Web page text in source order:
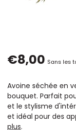
€8,00 Sans les
Avoine séchée en
bouquet. Parfait
et le stylisme
et idéal pour des
plus.